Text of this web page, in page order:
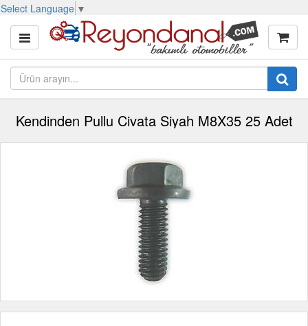
Select Language ▼
Kendinden Pullu Civata Siyah M8X35 25 Adet